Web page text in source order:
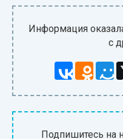
Информация
с
Подпишитесь на